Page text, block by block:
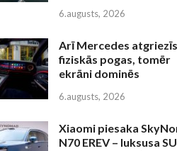
6.augusts, 2026
Arī Mercedes atgriezīs
fiziskās pogas, tomēr
ekrāni dominēs
6.augusts, 2026
Xiaomi piesaka
N70 EREV – luksusa